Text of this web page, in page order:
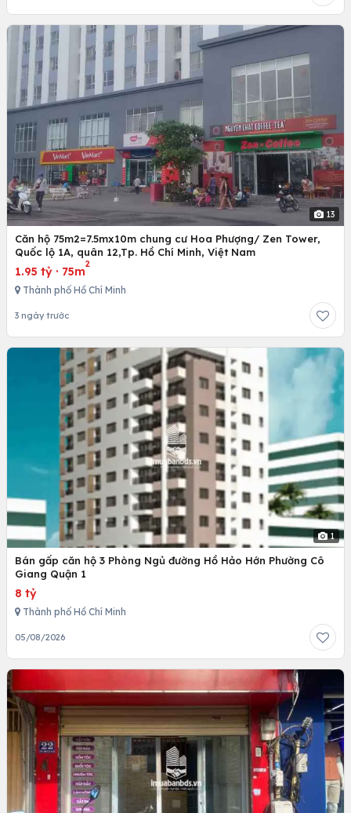
13
Căn hộ 75m2=7.5mx10m chung cư Hoa Phượng/ Zen Tower,
Quốc lộ 1A, quân 12,Tp. Hồ Chí Minh, Việt Nam
1.95 tỷ · 75m
2
Thành phố Hồ Chí Minh
3 ngày trước
1
Bán gấp căn hộ 3 Phòng Ngủ đường Hồ Hảo Hớn Phường Cô
Giang Quận 1
8 tỷ
Thành phố Hồ Chí Minh
05/08/2026